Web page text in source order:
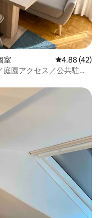
室 レビュー42
4.88 (42)
園アクセス／公共駐車